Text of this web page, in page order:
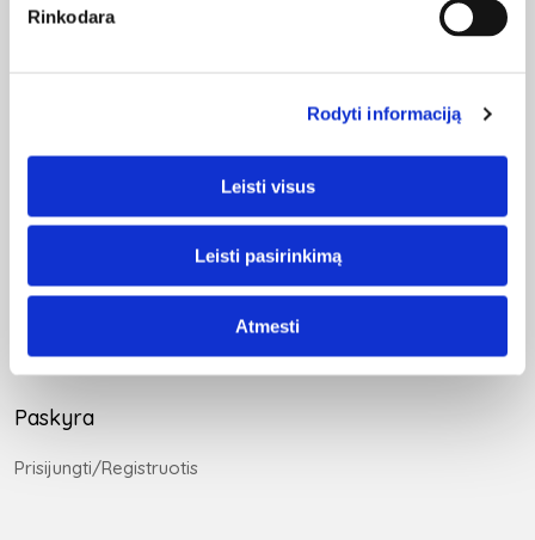
Rinkodara
Rodyti informaciją
Leisti visus
Leisti pasirinkimą
Atmesti
Pristatymo sąlygos
Prekių grąžinimo taisyklės
Pirkimas išsimokėtinai
Paskyra
Prisijungti/Registruotis